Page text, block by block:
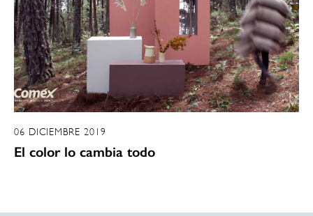
06 DICIEMBRE 2019
El color lo cambia todo